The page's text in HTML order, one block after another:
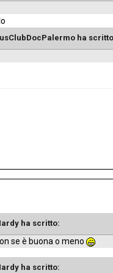
ha
ha scritto:
se è buona o meno
ha scritto: